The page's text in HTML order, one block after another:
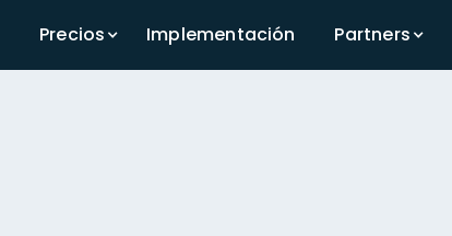
Precios Implementación Partners